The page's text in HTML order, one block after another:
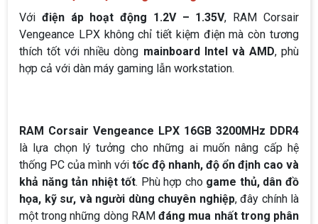
Với điện áp hoạt động 1.2V – 1.35V, RAM Corsair
Vengeance LPX không chỉ tiết kiệm điện mà còn tương
thích tốt với nhiều dòng mainboard Intel và AMD, phù
hợp cả với dàn máy gaming lẫn workstation.
RAM Corsair Vengeance LPX 16GB 3200MHz DDR4
là lựa chọn lý tưởng cho những ai muốn nâng cấp hệ
thống PC của mình với tốc độ nhanh, độ ổn định cao và
khả năng tản nhiệt tốt. Phù hợp cho game thủ, dân đồ
họa, kỹ sư, và người dùng chuyên nghiệp, đây chính là
một trong những dòng RAMđáng mua nhất trong phân